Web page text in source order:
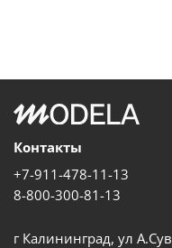
Контакты
+7-911-478-11-13
8-800-300-81-13
г Калининград, ул